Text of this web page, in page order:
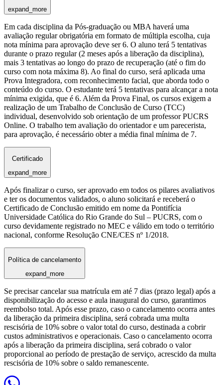
expand_more
Em cada disciplina da Pós-graduação ou MBA haverá uma
avaliação regular obrigatória em formato de múltipla escolha, cuja
nota mínima para aprovação deve ser 6. O aluno terá 5 tentativas
durante o prazo regular (2 meses após a liberação da disciplina),
mais 3 tentativas ao longo do prazo de recuperação (até o fim do
curso com nota máxima 8). Ao final do curso, será aplicada uma
Prova Integradora, com reconhecimento facial, que aborda todo o
conteúdo do curso. O estudante terá 5 tentativas para alcançar a nota
mínima exigida, que é 6. Além da Prova Final, os cursos exigem a
realização de um Trabalho de Conclusão de Curso (TCC)
individual, desenvolvido sob orientação de um professor PUCRS
Online. O trabalho tem avaliação do orientador e um parecerista,
para aprovação, é necessário obter a média final mínima de 7.
Certificado
expand_more
Após finalizar o curso, ser aprovado em todos os pilares avaliativos
e ter os documentos validados, o aluno solicitará e receberá o
Certificado de Conclusão emitido em nome da Pontifícia
Universidade Católica do Rio Grande do Sul – PUCRS, com o
curso devidamente registrado no MEC e válido em todo o território
nacional, conforme Resolução CNE/CES nº 1/2018.
Política de cancelamento
expand_more
Se precisar cancelar sua matrícula em até 7 dias (prazo legal) após a
disponibilização do acesso e aula inaugural do curso, garantimos
reembolso total. Após esse prazo, caso o cancelamento ocorra antes
da liberação da primeira disciplina, será cobrada uma multa
rescisória de 10% sobre o valor total do curso, destinada a cobrir
custos administrativos e operacionais. Caso o cancelamento ocorra
após a liberação da primeira disciplina, será cobrado o valor
proporcional ao período de prestação de serviço, acrescido da multa
rescisória de 10% sobre o saldo remanescente.